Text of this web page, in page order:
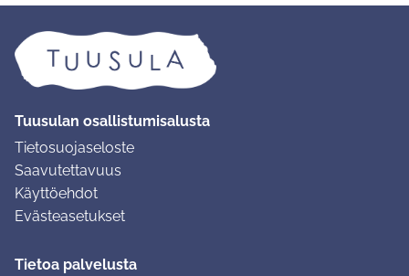
Tuusulan osallistumisalusta
Tietosuojaseloste
Saavutettavuus
Käyttöehdot
Evästeasetukset
Tietoa palvelusta